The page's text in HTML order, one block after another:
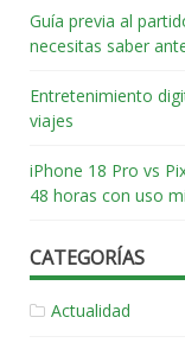
Guía previa al
necesitas saber
Entretenimiento
viajes
iPhone 18 Pro vs
48 horas con uso
CATEGORÍAS
Actualidad